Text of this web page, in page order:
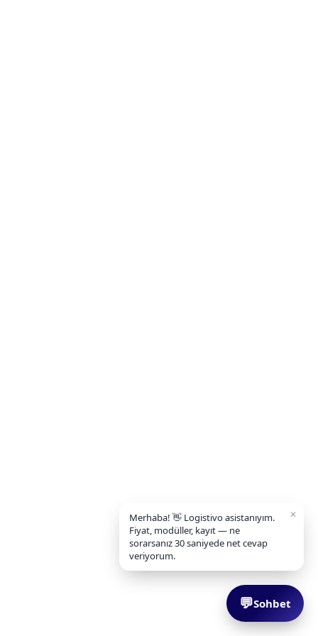
💬Sohbet
Merhaba! 👋 Logistivo asistanıyım.
Fiyat, modüller, kayıt — ne
sorarsanız 30 saniyede net cevap
veriyorum.
✕